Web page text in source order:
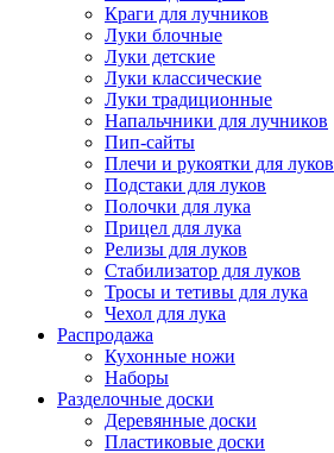
Краги для лучников
Луки блочные
Луки детские
Луки классические
Луки традиционные
Напальчники для лучников
Пип-сайты
Плечи и рукоятки для луков
Подстаки для луков
Полочки для лука
Прицел для лука
Релизы для луков
Стабилизатор для луков
Тросы и тетивы для лука
Чехол для лука
Распродажа
Кухонные ножи
Наборы
Разделочные доски
Деревянные доски
Пластиковые доски